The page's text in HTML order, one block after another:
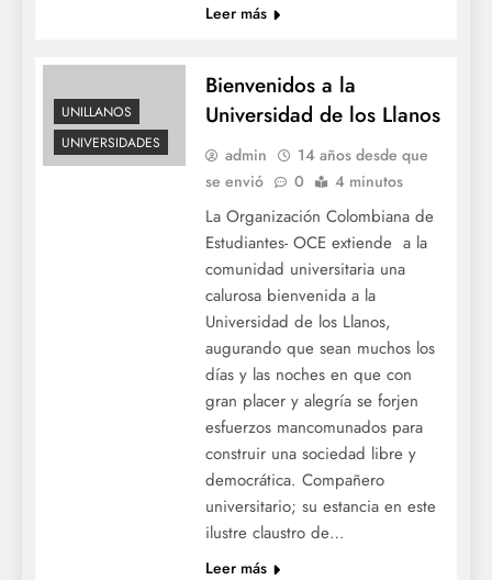
Leer más
UNILLANOS
UNIVERSIDADES
Bienvenidos a la
Universidad de los Llanos
admin
14 años desde que
se envió
0 4 minutos
La Organización Colombiana de
Estudiantes- OCE extiende a la
comunidad universitaria una
calurosa bienvenida a la
Universidad de los Llanos,
augurando que sean muchos los
días y las noches en que con
gran placer y alegría se forjen
esfuerzos mancomunados para
construir una sociedad libre y
democrática. Compañero
universitario; su estancia en este
ilustre claustro de…
Leer más